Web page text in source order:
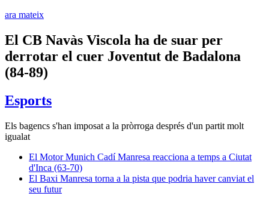
ara mateix
El CB Navàs Viscola ha de suar per
derrotar el cuer Joventut de Badalona
(84-89)
Esports
Els bagencs s'han imposat a la pròrroga després d'un partit molt
igualat
El Motor Munich Cadí Manresa reacciona a temps a Ciutat
d'Inca (63-70)
El Baxi Manresa torna a la pista que podria haver canviat el
seu futur